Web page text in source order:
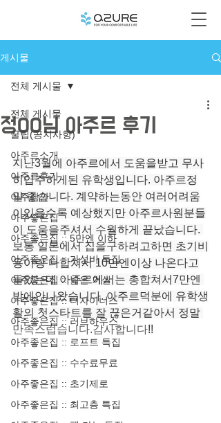
게시물
전체 게시물
꿀팁(공지사항)
아주르소개
아주르후기
아주잠깐
아주좋은집
아주좋은집 :: 5만엔 이하
아주좋은집 :: 가성비 특집
아주좋은집 :: 넓은 거실
아주좋은집 :: 디자이너스
아주좋은집 :: 러브하우스
아주좋은집 :: 로프트 특집
아주좋은집 :: 수수료무료
아주좋은집 :: 초기제로
아주좋은집 :: 최고층 특집
전체 게시물
정00님 아주르 후기
지난3월에 아주르에서 도움을받고 무사
히입주하게된 유학생입니다. 아주르정
말 좋습니다. 계약하는동안 여러어려움
이있을수록 예상했지만 아주르사원분들
이 도움을주셔서 수월하게 끝났습니다.
보통 일본에서 집을구하려고하면 초기비
용이랑 다합쳐서 10만엔이상 나온다고
들었는데 아주르에서는 총합쳐서7만엔
밖에안나왔습니다. 아주르덕분에 유학생
활의 첫스타트를 잘 끊은거같아서 정말
만족스럽습니다.감사합니다!!